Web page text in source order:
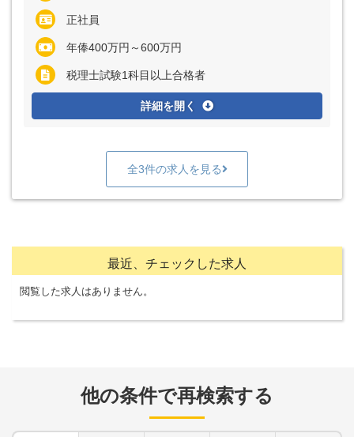
正社員
年俸400万円～600万円
税理士試験1科目以上合格者
詳細を開く
全3件の求人を見る
最近、チェックした求人
閲覧した求人はありません。
他の条件で再検索する